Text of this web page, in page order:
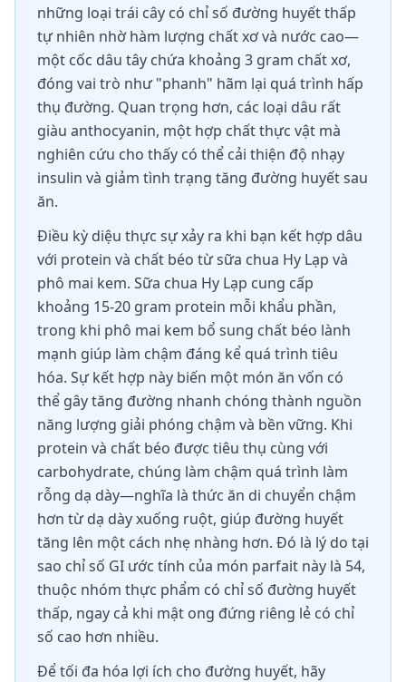
những loại trái cây có chỉ số đường huyết thấp
tự nhiên nhờ hàm lượng chất xơ và nước cao—
một cốc dâu tây chứa khoảng 3 gram chất xơ,
đóng vai trò như "phanh" hãm lại quá trình hấp
thụ đường. Quan trọng hơn, các loại dâu rất
giàu anthocyanin, một hợp chất thực vật mà
nghiên cứu cho thấy có thể cải thiện độ nhạy
insulin và giảm tình trạng tăng đường huyết sau
ăn.
Điều kỳ diệu thực sự xảy ra khi bạn kết hợp dâu
với protein và chất béo từ sữa chua Hy Lạp và
phô mai kem. Sữa chua Hy Lạp cung cấp
khoảng 15-20 gram protein mỗi khẩu phần,
trong khi phô mai kem bổ sung chất béo lành
mạnh giúp làm chậm đáng kể quá trình tiêu
hóa. Sự kết hợp này biến một món ăn vốn có
thể gây tăng đường nhanh chóng thành nguồn
năng lượng giải phóng chậm và bền vững. Khi
protein và chất béo được tiêu thụ cùng với
carbohydrate, chúng làm chậm quá trình làm
rỗng dạ dày—nghĩa là thức ăn di chuyển chậm
hơn từ dạ dày xuống ruột, giúp đường huyết
tăng lên một cách nhẹ nhàng hơn. Đó là lý do tại
sao chỉ số GI ước tính của món parfait này là 54,
thuộc nhóm thực phẩm có chỉ số đường huyết
thấp, ngay cả khi mật ong đứng riêng lẻ có chỉ
số cao hơn nhiều.
Để tối đa hóa lợi ích cho đường huyết, hãy